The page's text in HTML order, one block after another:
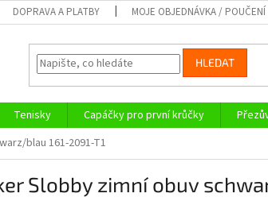
DOPRAVA A PLATBY MOJE OBJEDNÁVKA / POUČENÍ
HLEDAT
Tenisky Capáčky pro první krůčky
blau 161-2091-T1
Slobby zimní obuv